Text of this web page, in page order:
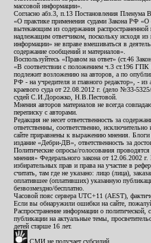
массовой информации».
Согласно абз.3, п.13 Постановления
«О практике применения судами Закона РФ «О
вытекающим из содержания распространенной
надлежащим ответчиком, поскольку исходя
информации» не вправе вмешиваться в
содержание сообщений и материалов».
Воспользуйтесь «Правом на ответ» (ст.46
«В соответствии с положением ч.3 ст.196
подлежит возложению на авторов, а по
РФ - на учредителя и главного редактор», - из
краевого суда от 22.08.2012 г. (дело №33-
судей С.И.Дорожко, Н.В.Пестовой.
Мнения авторов материалов не всегда
переписку с авторами.
Редакция не несет ответственность за
ответственны, соответственно,
сайте приравнены к выражению мнения. Блоги
издание «Дебри-ДВ», ответственность за
Политические опросы/голосования
мнения» Федерального закона от 12.06.2002
избирательных прав и права на участие в
считать, там где не указано: лицо (лица),
оплатившее (оплативших) указанную
безвозмездно/бесплатно.
Часовой пояс сервера UTC+11 (AEST),
Если вы обнаружили ошибки на сайте,
Распространение информации о
публикации на актуальные темы,
детей старше 16 лет.
СМИ не получает субсидий.